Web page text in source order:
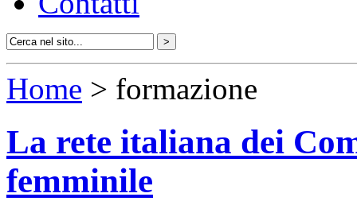
Home > formazione
La rete italiana dei
femminile